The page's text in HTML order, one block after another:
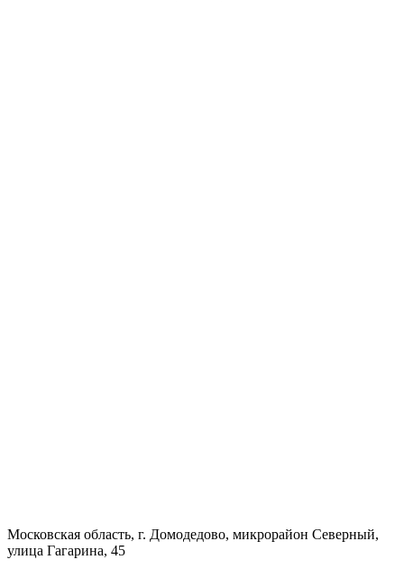
Московская область, г. Домодедово, микрорайон Северный,
улица Гагарина, 45